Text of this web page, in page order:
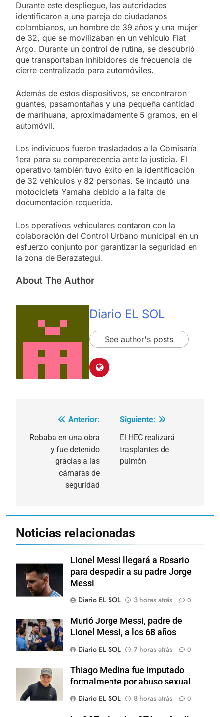
Durante este despliegue, las autoridades
identificaron a una pareja de ciudadanos
colombianos, un hombre de 39 años y una mujer
de 32, que se movilizaban en un vehículo Fiat
Argo. Durante un control de rutina, se descubrió
que transportaban inhibidores de frecuencia de
cierre centralizado para automóviles.
Además de estos dispositivos, se encontraron
guantes, pasamontañas y una pequeña cantidad
de marihuana, aproximadamente 5 gramos, en el
automóvil.
Los individuos fueron trasladados a la Comisaría
1era para su comparecencia ante la justicia. El
operativo también tuvo éxito en la identificación
de 32 vehículos y 82 personas. Se incautó una
motocicleta Yamaha debido a la falta de
documentación requerida.
Los operativos vehiculares contaron con la
colaboración del Control Urbano municipal en un
esfuerzo conjunto por garantizar la seguridad en
la zona de Berazategui.
About The Author
Diario EL SOL
See author's posts
Navegación
de
entradas
Anterior:
Robaba en una obra
y fue detenido
gracias a las
cámaras de
seguridad
Siguiente:
El HEC realizará
trasplantes de
pulmón
Noticias relacionadas
Lionel Messi llegará a Rosario
para despedir a su padre Jorge
Messi
Diario EL SOL
3 horas atrás 0
Murió Jorge Messi, padre de
Lionel Messi, a los 68 años
Diario EL SOL
7 horas atrás 0
Thiago Medina fue imputado
formalmente por abuso sexual
Diario EL SOL
8 horas atrás 0